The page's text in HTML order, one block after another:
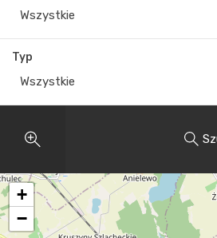
Wszystkie
Typ
Wszystkie
+
−